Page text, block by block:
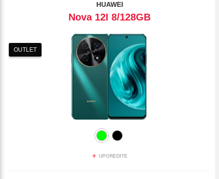
HUAWEI
Nova 12I 8/128GB
OUTLET
+ UPOREDITE